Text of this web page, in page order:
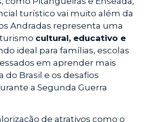
turístico vai muito além da
Andradas representa uma
cultural, educativo e
ideal para famílias, escolas
em aprender mais
do Brasil e os desafios
a Segunda Guerra
de atrativos como o